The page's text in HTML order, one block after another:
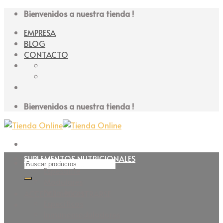
Skip
content
Bienvenidos a nuestra tienda !
EMPRESA
BLOG
CONTACTO
Bienvenidos a nuestra tienda !
Buscar
SUPLEMENTOS NUTRICIONALES
Espesante